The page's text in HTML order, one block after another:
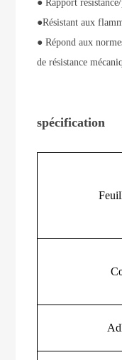
●Rapport
●Résistant aux
●Répond aux
de résistance
spécification